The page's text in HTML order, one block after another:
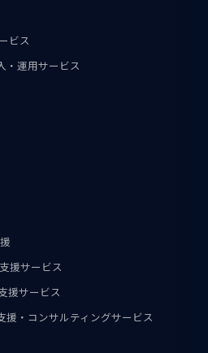
ビス
・運用サービス
援サービス
援サービス
・コンサルティングサービス